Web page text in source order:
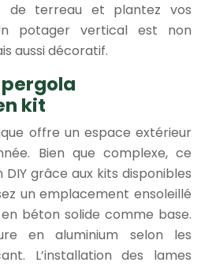
de terreau et plantez vos
potager vertical est non
aussi décoratif.
kit
offre un espace extérieur
Bien que complexe, ce
grâce aux kits disponibles
un emplacement ensoleillé
béton solide comme base.
en aluminium selon les
L’installation des lames